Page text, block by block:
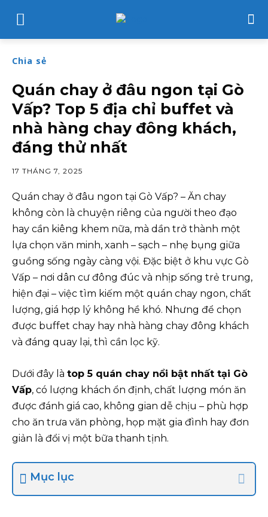
Chia sẻ
Quán chay ở đâu ngon tại Gò
Vấp? Top 5 địa chỉ buffet và
nhà hàng chay đông khách,
đáng thử nhất
17 THÁNG 7, 2025
Quán chay ở đâu ngon tại Gò Vấp? – Ăn chay
không còn là chuyện riêng của người theo đạo
hay cần kiêng khem nữa, mà dần trở thành một
lựa chọn văn minh, xanh – sạch – nhẹ bụng giữa
guồng sống ngày càng vội. Đặc biệt ở khu vực Gò
Vấp – nơi dân cư đông đúc và nhịp sống trẻ trung,
hiện đại – việc tìm kiếm một quán chay ngon, chất
lượng, giá hợp lý không hề khó. Nhưng để chọn
được buffet chay hay nhà hàng chay đông khách
và đáng quay lại, thì cần lọc kỹ.
Dưới đây là top 5 quán chay nổi bật nhất tại Gò
Vấp, có lượng khách ổn định, chất lượng món ăn
được đánh giá cao, không gian dễ chịu – phù hợp
cho ăn trưa văn phòng, họp mặt gia đình hay đơn
giản là đổi vị một bữa thanh tịnh.
Mục lục